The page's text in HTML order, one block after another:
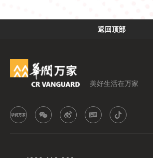
返回顶部
美好生活在万家